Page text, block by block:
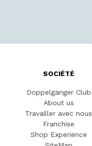
SOCIÉTÉ
Doppelgänger Club
About us
Travailler avec nous
Franchise
Shop Experience